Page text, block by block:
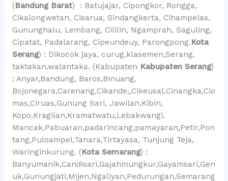
(Bandung Barat) : Batujajar, Cipongkor, Rongga,
Cikalongwetan, Cisarua, Sindangkerta, Cihampelas,
Gununghalu, Lembang, Cililin, Ngamprah, Saguling,
Cipatat, Padalarang, Cipeundeuy, Parongpong.Kota
Serang) : Dikocok jaya, curug,klasemen,Serang,
taktakan,walantaka. (Kabupaten Kabupaten Serang)
: Anyar,Bandung, Baros,Binuang,
Bojonegara,Carenang,Cikande,,Cikeusal,Cinangka,Cio
mas,Ciruas,Gunung Sari, Jawilan,Kibin,
Kopo,Kragilan,Kramatwatu,Lebakwangi,
Mancak,Pabuaran,padarincang,pamayaran,Petir,Pon
tang,Puloampel,Tanara,Tirtayasa, Tunjung Teja,
Waringinkurung. (Kota Semarang) :
Banyumanik,Candisari,Gajahmungkur,Gayamsari,Gen
uk,Gunungjati,Mijen,Ngaliyan,Pedurungan,Semarang